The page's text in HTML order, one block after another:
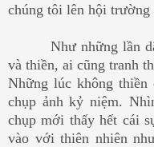
chúng tôi lên hội trường
Như những lần dã
và thiền, ai cũng tranh
Những lúc không thiền
chụp ảnh kỷ niệm.
chụp mới thấy hết cái
vào với thiên nhiên